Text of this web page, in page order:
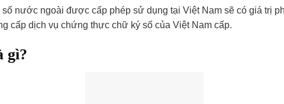
nước ngoài được cấp phép sử dụng tại Việt Nam sẽ có giá trị
cấp dịch vụ chứng thực chữ ký số của Việt Nam cấp.
gì?